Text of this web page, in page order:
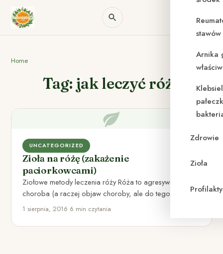
Arnika
Zdrowie
Zioła
Home
Tag: jak leczyć róże
UNCATEGORIZED
Zioła na różę (zakażenie
paciorkowcami)
Ziołowe metody leczenia róży Róża to agresywna
choroba (a raczej objaw choroby, ale do tego dojdę w
dalszej…
1 sierpnia, 2016•6 min czytania